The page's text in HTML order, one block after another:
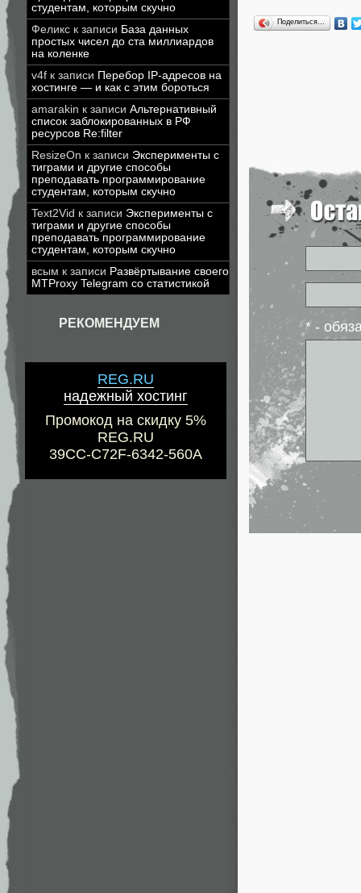
студентам, которым скучно
Феликс к записи База данных
простых чисел до ста миллиардов
на коленке
v4f к записи Перебор IP-адресов на
хостинге — и как с этим бороться
amarakin к записи Альтернативный
список заблокированных в РФ
ресурсов Re:filter
ResizeOn к записи Эксперименты с
тиграми и другие способы
преподавать программирование
студентам, которым скучно
Text2Vid к записи Эксперименты с
тиграми и другие способы
преподавать программирование
студентам, которым скучно
всым к записи Развёртывание своего
MTProxy Telegram со статистикой
РЕКОМЕНДУЕМ
REG.RU
надежный хостинг
Промокод на скидку 5%
REG.RU
39CC-C72F-6342-560A
Поделиться…
* -